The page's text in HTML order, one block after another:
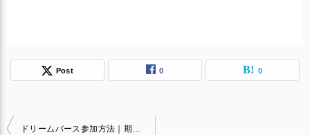
Post 0 0
投
ドリームバース参加方法｜期間限定｜NFT購入＆ステーキング方法